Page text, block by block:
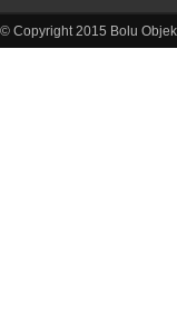
© Copyright 2015 Bolu